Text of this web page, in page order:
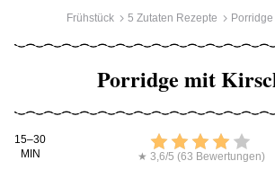
Frühstück 5 Zutaten Rezepte
Porridge mit
Kochdauer
15–30
MIN
Bewerten
★ 3,6/5 (63 Bewertungen)